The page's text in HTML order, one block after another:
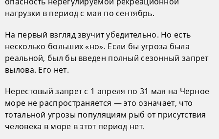
нагрузки в период с мая по сентябрь.
На первый взгляд звучит убедительно. Но есть
несколько больших «но». Если бы угроза была
реальной, был бы введен полный сезонный запрет
вылова. Его нет.
Нерестовый запрет с 1 апреля по 31 мая на Черное
море не распространяется — это означает, что
тотальной угрозы популяциям рыб от присутствия
человека в море в этот период нет.